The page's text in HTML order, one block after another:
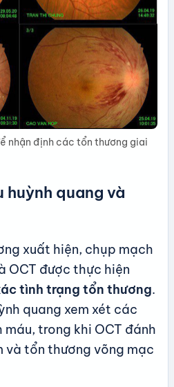
nhận định các tổn thương giai
huỳnh quang và
xuất hiện, chụp mạch
OCT được thực hiện
tình trạng tổn thương.
quang xem xét các
trong khi OCT đánh
và tổn thương võng mạc